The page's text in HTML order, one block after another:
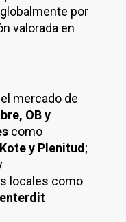
por
valorada en
mercado de
OB y
como
Kote y Plenitud ;
locales como